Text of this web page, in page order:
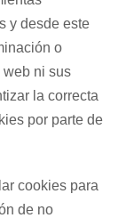
y desde este
o
web ni sus
la correcta
por parte de
cookies para
de no